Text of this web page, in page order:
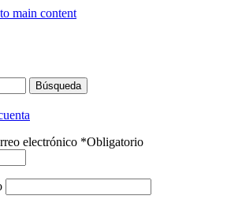
main content
Búsqueda
electrónico *Obligatorio